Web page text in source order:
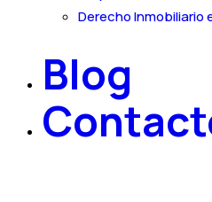
Derecho Inmobiliario
Blog